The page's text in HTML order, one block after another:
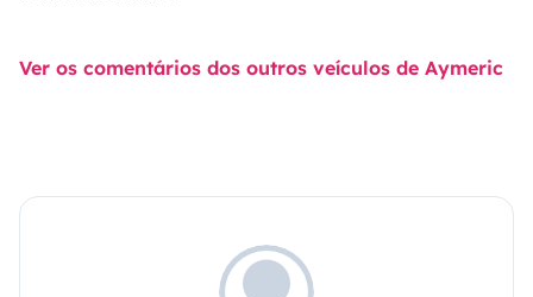
Ver os comentários dos outros veículos de Aymeric